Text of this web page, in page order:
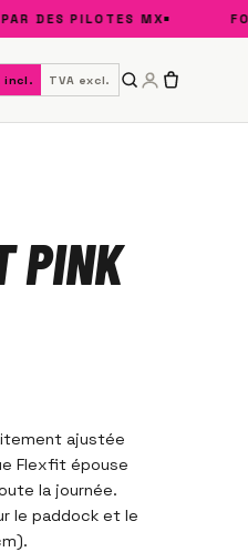
DES PILOTES MX
incl. TVA excl.
PINK
ajustée
Flexfit épouse
la journée.
le paddock et le